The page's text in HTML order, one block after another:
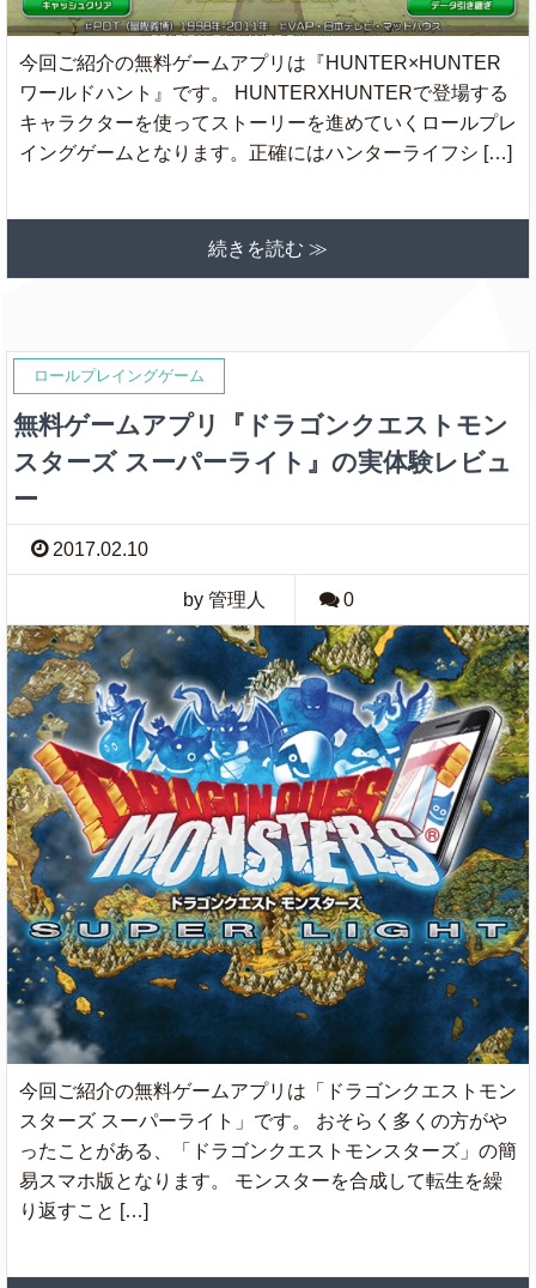
今回ご紹介の無料ゲームアプリは『HUNTER×HUNTER
ワールドハント』です。 HUNTERXHUNTERで登場する
キャラクターを使ってストーリーを進めていくロールプレ
イングゲームとなります。正確にはハンターライフシ […]
続きを読む ≫
ロールプレイングゲーム
無料ゲームアプリ『ドラゴンクエストモン
スターズ スーパーライト』の実体験レビュ
ー
2017.02.10
by 管理人 0
今回ご紹介の無料ゲームアプリは「ドラゴンクエストモン
スターズ スーパーライト」です。 おそらく多くの方がや
ったことがある、「ドラゴンクエストモンスターズ」の簡
易スマホ版となります。 モンスターを合成して転生を繰
り返すこと […]